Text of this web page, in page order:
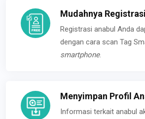
Mudahnya Registrasi
Registrasi anabul Anda
dengan cara scan Tag
smartphone.
Menyimpan Profil
Informasi terkait anabul